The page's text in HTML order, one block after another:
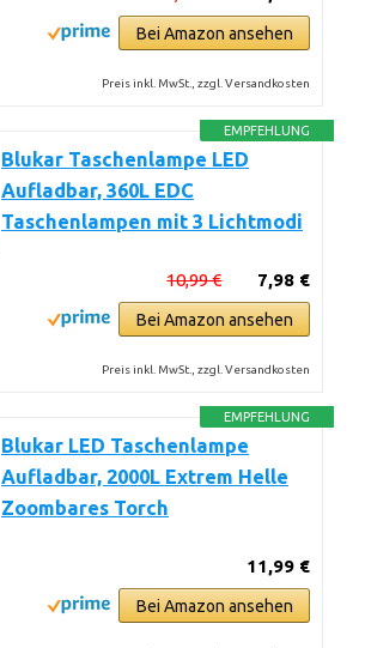
Bei Amazon ansehen
Preis inkl. MwSt., zzgl. Versandkosten
EMPFEHLUNG
Blukar Taschenlampe LED
Aufladbar, 360L EDC
Taschenlampen mit 3 Lichtmodi
7,98 €
10,99 €
Bei Amazon ansehen
Preis inkl. MwSt., zzgl. Versandkosten
EMPFEHLUNG
Blukar LED Taschenlampe
Aufladbar, 2000L Extrem Helle
Zoombares Torch
11,99 €
Bei Amazon ansehen